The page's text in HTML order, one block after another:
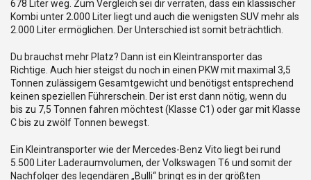
678 Liter weg. Zum Vergleich sei dir verraten, dass ein klassischer
Kombi unter 2.000 Liter liegt und auch die wenigsten SUV mehr als
2.000 Liter ermöglichen. Der Unterschied ist somit beträchtlich.
Du brauchst mehr Platz? Dann ist ein Kleintransporter das
Richtige. Auch hier steigst du noch in einen PKW mit maximal 3,5
Tonnen zulässigem Gesamtgewicht und benötigst entsprechend
keinen speziellen Führerschein. Der ist erst dann nötig, wenn du
bis zu 7,5 Tonnen fahren möchtest (Klasse C1) oder gar mit Klasse
C bis zu zwölf Tonnen bewegst.
Ein Kleintransporter wie der Mercedes-Benz Vito liegt bei rund
5.500 Liter Laderaumvolumen, der Volkswagen T6 und somit der
Nachfolger des legendären „Bulli“ bringt es in der größten